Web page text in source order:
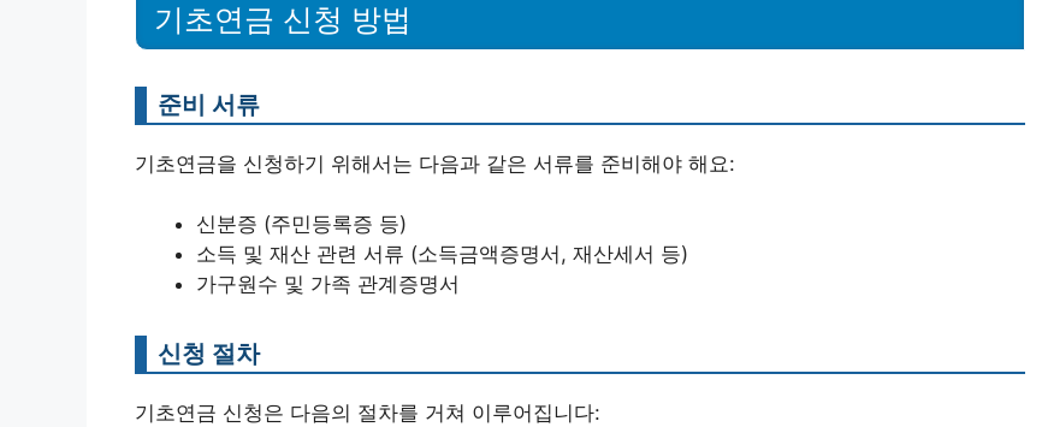
기초연금 신청 방법
준비 서류
기초연금을 신청하기 위해서는 다음과 같은 서류를 준비해야 해요:
신분증 (주민등록증 등)
소득 및 재산 관련 서류 (소득금액증명서, 재산세서 등)
가구원수 및 가족 관계증명서
신청 절차
기초연금 신청은 다음의 절차를 거쳐 이루어집니다: